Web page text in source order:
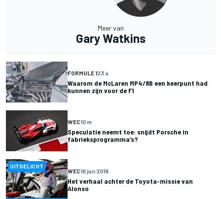
Meer van
Gary Watkins
FORMULE 123 u
Waarom de McLaren MP4/8B een keerpunt had
kunnen zijn voor de F1
WEC10 m
Speculatie neemt toe: snijdt Porsche in
fabrieksprogramma’s?
UITGELICHT
WEC16 jun 2018
Het verhaal achter de Toyota-missie van
Alonso